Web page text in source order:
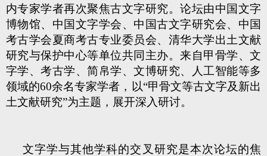
内专家学者再次聚焦古文字研究。论坛由中国文字
博物馆、中国文字学会、中国古文字研究会、中国
考古学会夏商考古专业委员会、清华大学出土文献
研究与保护中心等单位共同主办。来自甲骨学、文
字学、考古学、简帛学、文博研究、人工智能等多
领域的60余名专家学者，以“甲骨文等古文字及新出
土文献研究”为主题，展开深入研讨。
文字学与其他学科的交叉研究是本次论坛的焦